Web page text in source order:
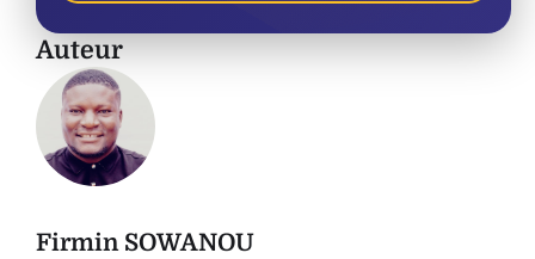
Auteur
Firmin SOWANOU